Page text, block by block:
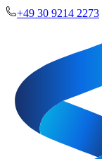
+49 30 9214 2273